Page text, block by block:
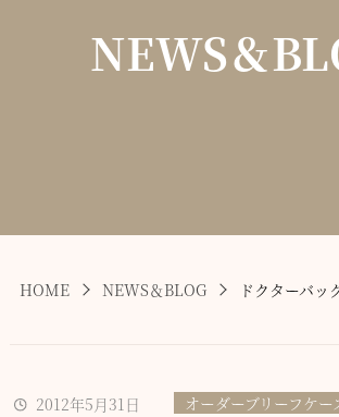
NEWS＆
HOME NEWS＆BLOG ドクターバッ
2012年5月31日 オーダーブリーフケ